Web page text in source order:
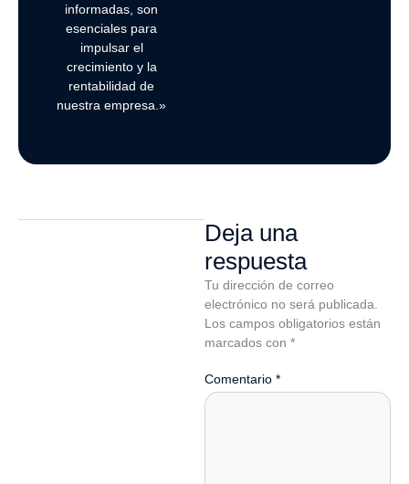
informadas, son
esenciales para
impulsar el
crecimiento y la
rentabilidad de
nuestra empresa.»
Deja una
respuesta
Tu dirección de correo
electrónico no será publicada.
Los campos obligatorios están
marcados con *
Comentario *